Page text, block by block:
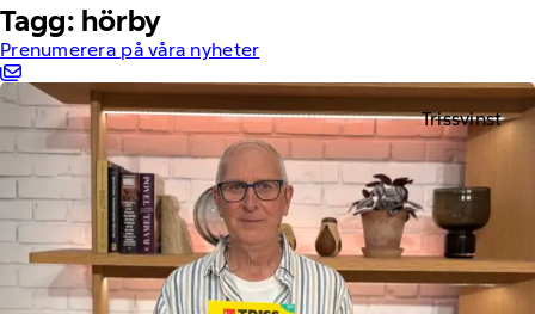
Tagg: hörby
Prenumerera på våra nyheter
Trissvinst